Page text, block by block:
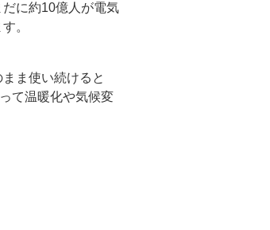
に約10億人が電気
。
ま使い続けると
て温暖化や気候変